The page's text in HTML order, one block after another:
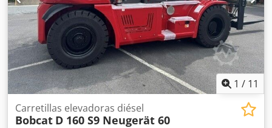
1 / 11
Carretillas elevadoras diésel
Bobcat D 160 S9 Neugerät 60